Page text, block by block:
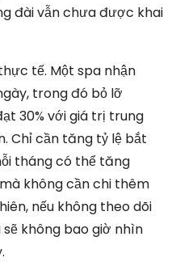
đài vẫn chưa được khai
tế. Một spa nhận
trong đó bỏ lỡ
30% với giá trị trung
Chỉ cần tăng tỷ lệ bắt
tháng có thể tăng
không cần chi thêm
nếu không theo dõi
không bao giờ nhìn